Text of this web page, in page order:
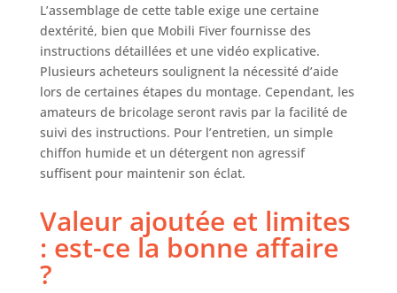
nettoyer avec un
chiffon humide et
un détergent
doux. Les
instructions de
montage et le kit
d'outils
nécessaires sont
inclus dans le
colis. Design : les
Easy disposent
particulier en
L’assemblage de cette table exige une certaine
dextérité, bien que Mobili Fiver fournisse des
instructions détaillées et une vidéo explicative.
Plusieurs acheteurs soulignent la nécessité d’aide
lors de certaines étapes du montage. Cependant, les
amateurs de bricolage seront ravis par la facilité de
suivi des instructions. Pour l’entretien, un simple
chiffon humide et un détergent non agressif
suffisent pour maintenir son éclat.
Valeur ajoutée et limites
: est-ce la bonne affaire
?